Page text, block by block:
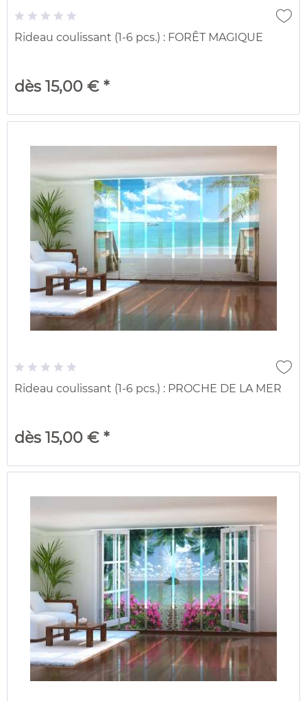
Rideau coulissant (1-6 pcs.) : FORÊT MAGIQUE
dès 15,00 € *
Rideau coulissant (1-6 pcs.) : PROCHE DE LA MER
dès 15,00 € *